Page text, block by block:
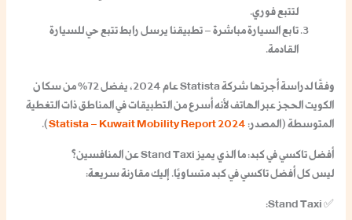
لتتبع فوري.
تابع السيارة مباشرة – تطبيقنا يرسل رابط تتبع حي للسيارة
القادمة.
وفقًا لدراسة أجرتها شركة Statista عام 2024، يفضل 72% من سكان
الكويت الحجز عبر الهاتف لأنه أسرع من التطبيقات في المناطق ذات التغطية
المتوسطة (المصدر: Statista – Kuwait Mobility Report 2024
).
أفضل تاكسي في كبد: ما الذي يميز Stand Taxi عن المنافسين؟
ليس كلأفضل تاكسي في كبدمتساويًا. إليك مقارنة سريعة:
✅
Stand Taxi
: